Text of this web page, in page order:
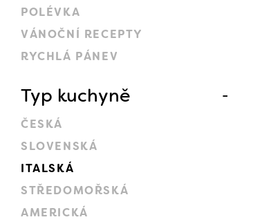
POLÉVKA
VÁNOČNÍ RECEPTY
RYCHLÁ PÁNEV
Typ kuchyně
ČESKÁ
SLOVENSKÁ
ITALSKÁ
STŘEDOMOŘSKÁ
AMERICKÁ